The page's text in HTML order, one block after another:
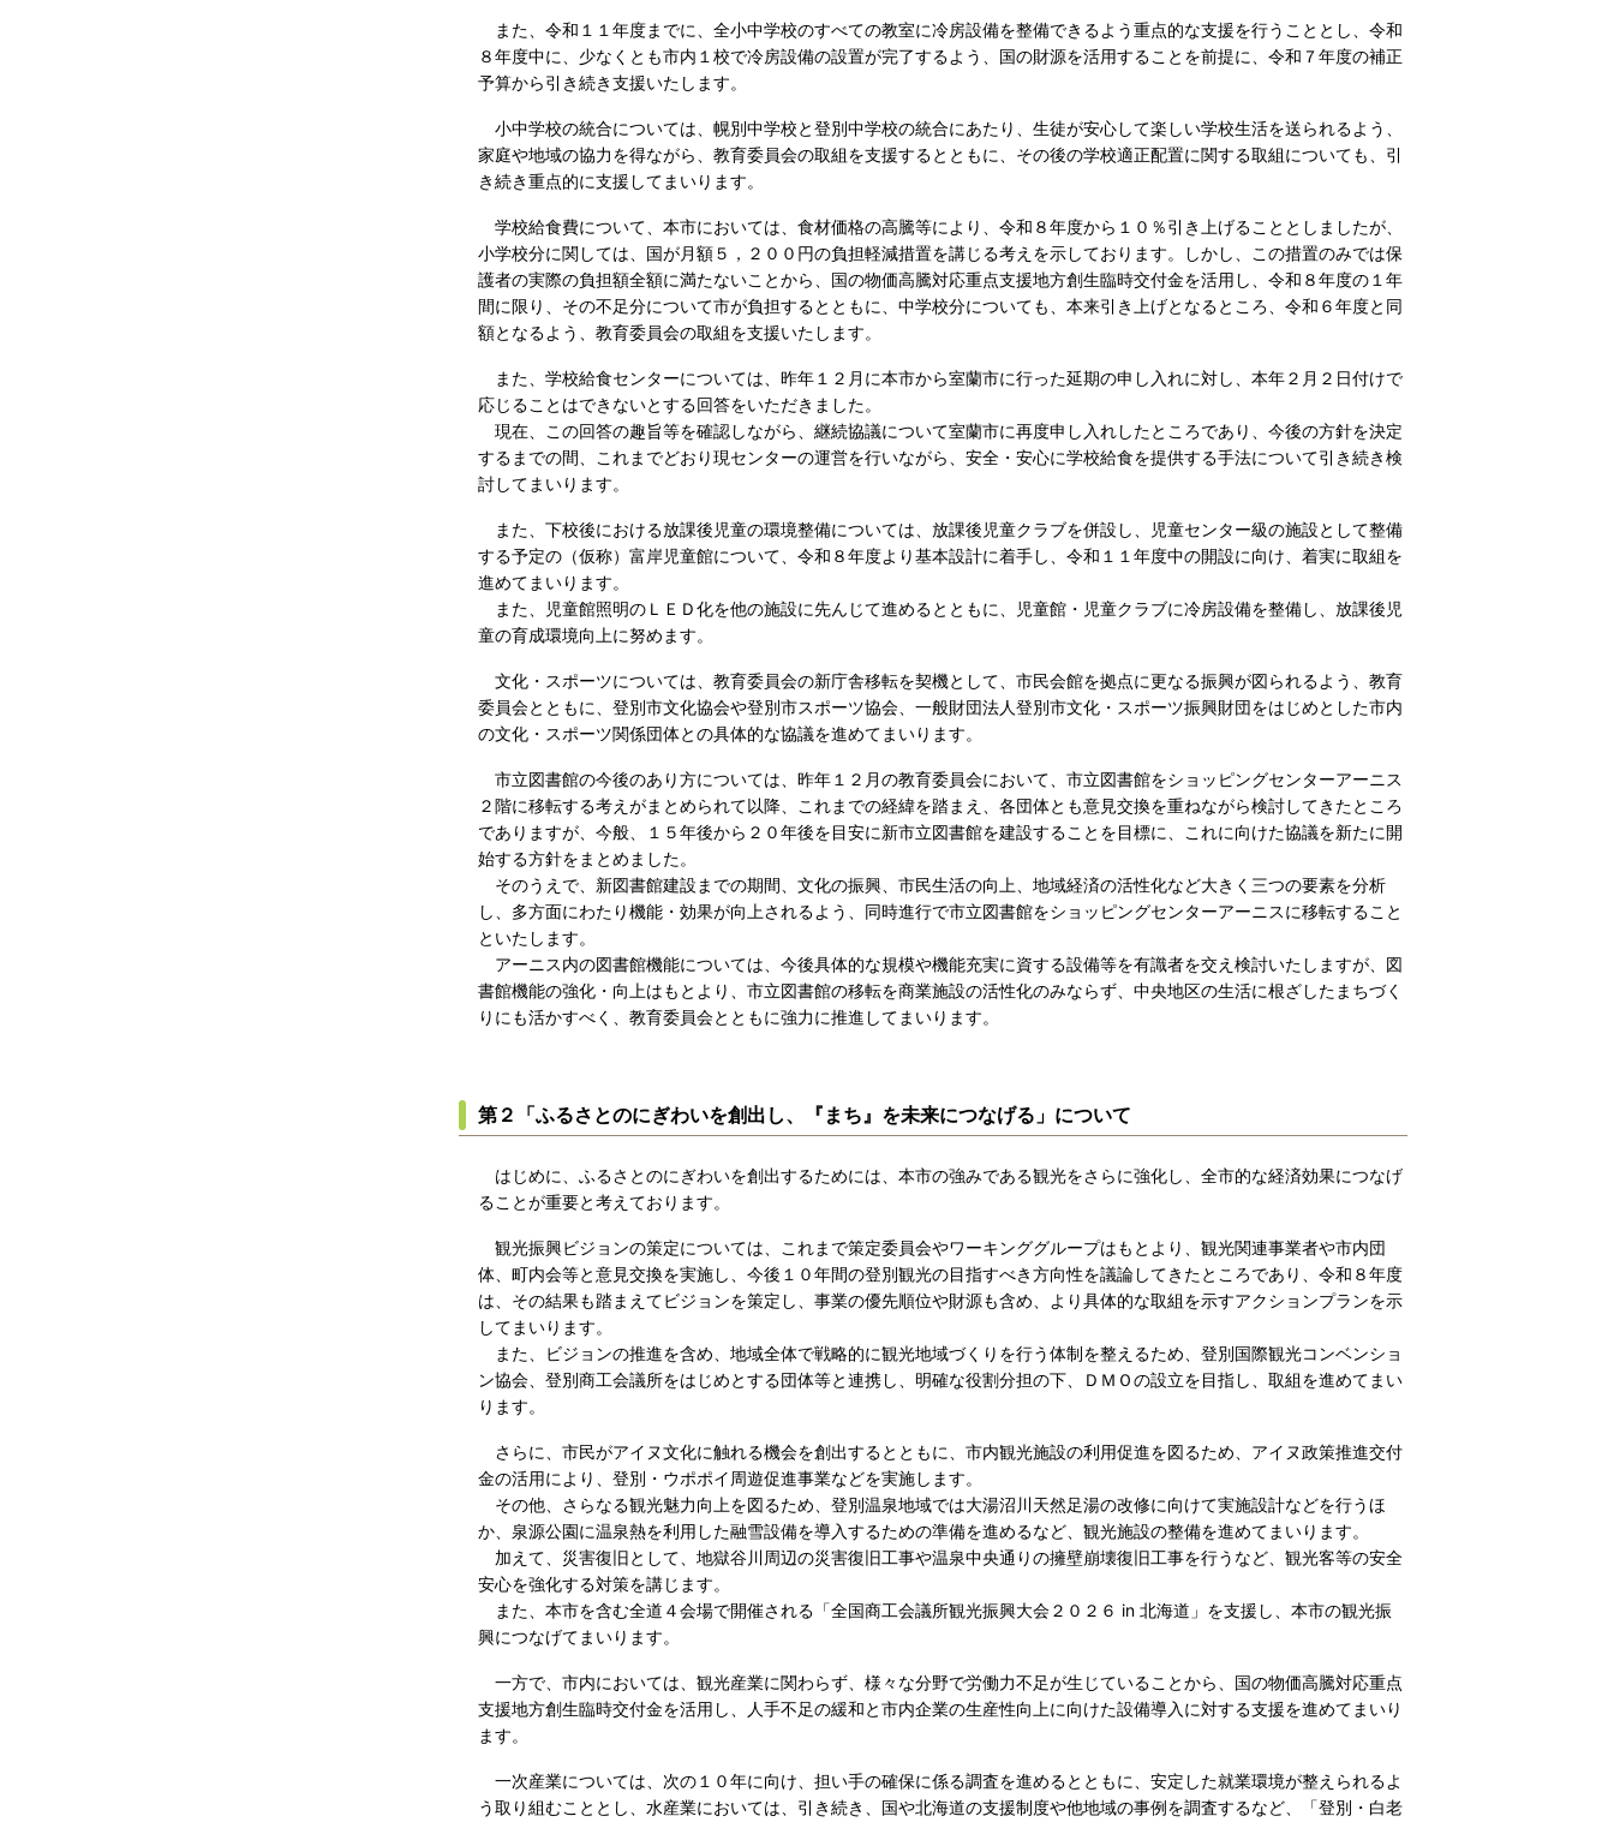
また、令和１１年度までに、全小中学校のすべての教室に冷房設備を整備できるよう重点的な支援を行うこととし、令和
８年度中に、少なくとも市内１校で冷房設備の設置が完了するよう、国の財源を活用することを前提に、令和７年度の補正
予算から引き続き支援いたします。
小中学校の統合については、幌別中学校と登別中学校の統合にあたり、生徒が安心して楽しい学校生活を送られるよう、
家庭や地域の協力を得ながら、教育委員会の取組を支援するとともに、その後の学校適正配置に関する取組についても、引
き続き重点的に支援してまいります。
学校給食費について、本市においては、食材価格の高騰等により、令和８年度から１０％引き上げることとしましたが、
小学校分に関しては、国が月額５，２００円の負担軽減措置を講じる考えを示しております。しかし、この措置のみでは保
護者の実際の負担額全額に満たないことから、国の物価高騰対応重点支援地方創生臨時交付金を活用し、令和８年度の１年
間に限り、その不足分について市が負担するとともに、中学校分についても、本来引き上げとなるところ、令和６年度と同
額となるよう、教育委員会の取組を支援いたします。
また、学校給食センターについては、昨年１２月に本市から室蘭市に行った延期の申し入れに対し、本年２月２日付けで
応じることはできないとする回答をいただきました。
現在、この回答の趣旨等を確認しながら、継続協議について室蘭市に再度申し入れしたところであり、今後の方針を決定
するまでの間、これまでどおり現センターの運営を行いながら、安全・安心に学校給食を提供する手法について引き続き検
討してまいります。
また、下校後における放課後児童の環境整備については、放課後児童クラブを併設し、児童センター級の施設として整備
する予定の（仮称）富岸児童館について、令和８年度より基本設計に着手し、令和１１年度中の開設に向け、着実に取組を
進めてまいります。
また、児童館照明のＬＥＤ化を他の施設に先んじて進めるとともに、児童館・児童クラブに冷房設備を整備し、放課後児
童の育成環境向上に努めます。
文化・スポーツについては、教育委員会の新庁舎移転を契機として、市民会館を拠点に更なる振興が図られるよう、教育
委員会とともに、登別市文化協会や登別市スポーツ協会、一般財団法人登別市文化・スポーツ振興財団をはじめとした市内
の文化・スポーツ関係団体との具体的な協議を進めてまいります。
市立図書館の今後のあり方については、昨年１２月の教育委員会において、市立図書館をショッピングセンターアーニス
２階に移転する考えがまとめられて以降、これまでの経緯を踏まえ、各団体とも意見交換を重ねながら検討してきたところ
でありますが、今般、１５年後から２０年後を目安に新市立図書館を建設することを目標に、これに向けた協議を新たに開
始する方針をまとめました。
そのうえで、新図書館建設までの期間、文化の振興、市民生活の向上、地域経済の活性化など大きく三つの要素を分析
し、多方面にわたり機能・効果が向上されるよう、同時進行で市立図書館をショッピングセンターアーニスに移転すること
といたします。
アーニス内の図書館機能については、今後具体的な規模や機能充実に資する設備等を有識者を交え検討いたしますが、図
書館機能の強化・向上はもとより、市立図書館の移転を商業施設の活性化のみならず、中央地区の生活に根ざしたまちづく
りにも活かすべく、教育委員会とともに強力に推進してまいります。
第２「ふるさとのにぎわいを創出し、『まち』を未来につなげる」について
はじめに、ふるさとのにぎわいを創出するためには、本市の強みである観光をさらに強化し、全市的な経済効果につなげ
ることが重要と考えております。
観光振興ビジョンの策定については、これまで策定委員会やワーキンググループはもとより、観光関連事業者や市内団
体、町内会等と意見交換を実施し、今後１０年間の登別観光の目指すべき方向性を議論してきたところであり、令和８年度
は、その結果も踏まえてビジョンを策定し、事業の優先順位や財源も含め、より具体的な取組を示すアクションプランを示
してまいります。
また、ビジョンの推進を含め、地域全体で戦略的に観光地域づくりを行う体制を整えるため、登別国際観光コンベンショ
ン協会、登別商工会議所をはじめとする団体等と連携し、明確な役割分担の下、ＤＭＯの設立を目指し、取組を進めてまい
ります。
さらに、市民がアイヌ文化に触れる機会を創出するとともに、市内観光施設の利用促進を図るため、アイヌ政策推進交付
金の活用により、登別・ウポポイ周遊促進事業などを実施します。
その他、さらなる観光魅力向上を図るため、登別温泉地域では大湯沼川天然足湯の改修に向けて実施設計などを行うほ
か、泉源公園に温泉熱を利用した融雪設備を導入するための準備を進めるなど、観光施設の整備を進めてまいります。
加えて、災害復旧として、地獄谷川周辺の災害復旧工事や温泉中央通りの擁壁崩壊復旧工事を行うなど、観光客等の安全
安心を強化する対策を講じます。
また、本市を含む全道４会場で開催される「全国商工会議所観光振興大会２０２６ in 北海道」を支援し、本市の観光振
興につなげてまいります。
一方で、市内においては、観光産業に関わらず、様々な分野で労働力不足が生じていることから、国の物価高騰対応重点
支援地方創生臨時交付金を活用し、人手不足の緩和と市内企業の生産性向上に向けた設備導入に対する支援を進めてまいり
ます。
一次産業については、次の１０年に向け、担い手の確保に係る調査を進めるとともに、安定した就業環境が整えられるよ
う取り組むこととし、水産業においては、引き続き、国や北海道の支援制度や他地域の事例を調査するなど、「登別・白老